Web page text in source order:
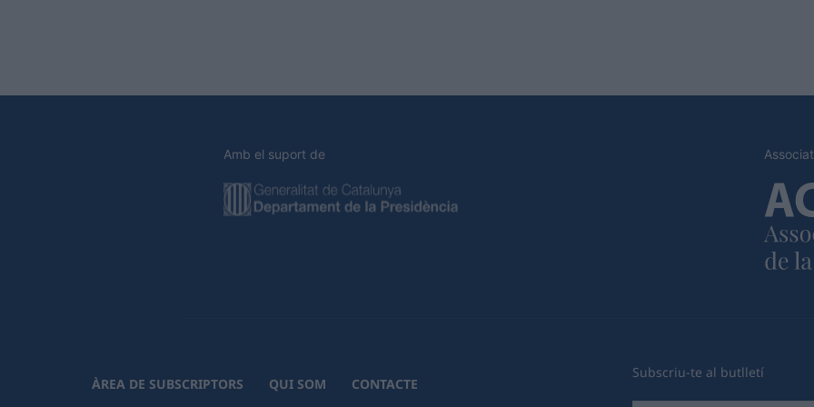
Amb el suport de
ÀREA DE SUBSCRIPTORS QUI SOM CONTACTE
Subscriu-te al butlletí